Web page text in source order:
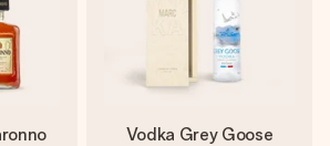
Vodka Grey Goose